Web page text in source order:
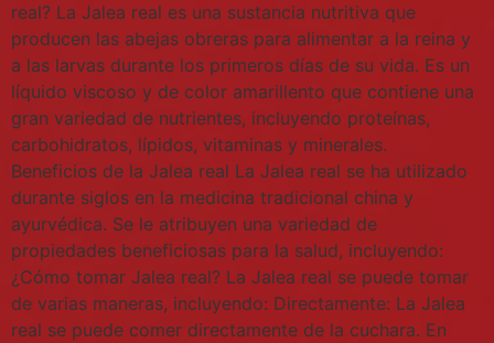
real? La Jalea real es una sustancia nutritiva que
producen las abejas obreras para alimentar a la reina y
a las larvas durante los primeros días de su vida. Es un
líquido viscoso y de color amarillento que contiene una
gran variedad de nutrientes, incluyendo proteínas,
carbohidratos, lípidos, vitaminas y minerales.
Beneficios de la Jalea real La Jalea real se ha utilizado
durante siglos en la medicina tradicional china y
ayurvédica. Se le atribuyen una variedad de
propiedades beneficiosas para la salud, incluyendo:
¿Cómo tomar Jalea real? La Jalea real se puede tomar
de varias maneras, incluyendo: Directamente: La Jalea
real se puede comer directamente de la cuchara. En